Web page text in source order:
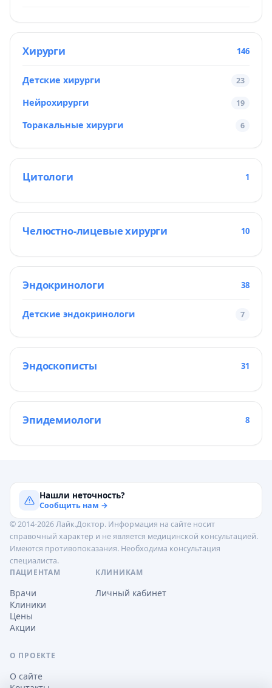
Хирурги 146
Детские хирурги 23
Нейрохирурги 19
Торакальные хирурги 6
Цитологи 1
Челюстно-лицевые хирурги 10
Эндокринологи 38
Детские эндокринологи 7
Эндоскописты 31
Эпидемиологи 8
Нашли неточность?
Сообщить нам →
© 2014-2026 Лайк.Доктор. Информация на сайте носит
справочный характер и не является медицинской консультацией.
Имеются противопоказания. Необходима консультация
специалиста.
ПАЦИЕНТАМ
Врачи
Клиники
Цены
Акции
КЛИНИКАМ
Личный кабинет
О ПРОЕКТЕ
О сайте